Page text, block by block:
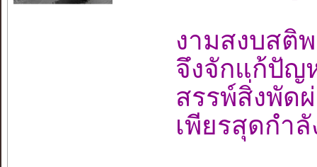
งามสงบส
จึงจักแก้ปั
สรรพ์สิ่งพัด
เพียรสุดกำ